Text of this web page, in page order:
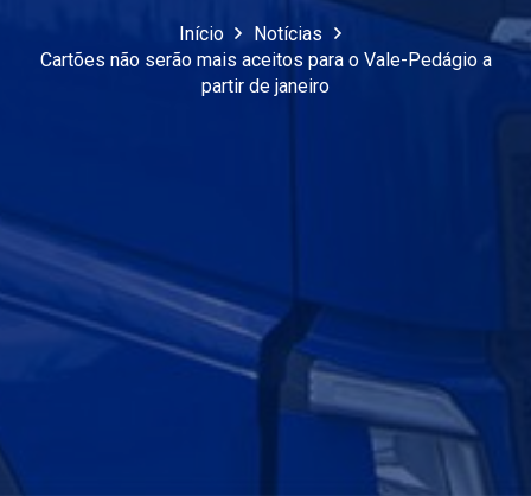
Início
Notícias
Cartões não serão mais aceitos para o Vale-Pedágio a
partir de janeiro